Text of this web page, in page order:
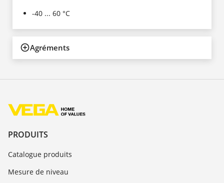
-40 ... 60 °C
Agréments
PRODUITS
Catalogue produits
Mesure de niveau